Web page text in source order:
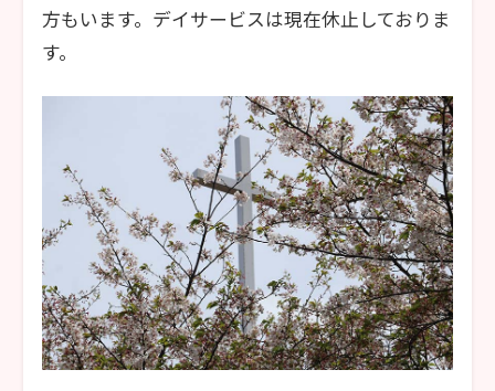
方もいます。デイサービスは現在休止しておりま
す。